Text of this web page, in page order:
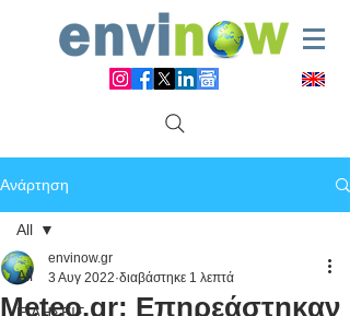
Ανάρτηση
All
All
Meteo.gr: Επηρεάστηκαν
envinow.gr
3 Αυγ 2022 διαβάστηκε 1 λεπτά